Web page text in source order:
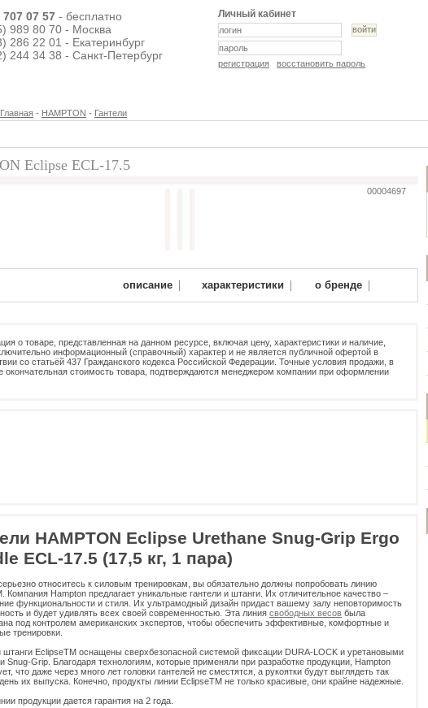
707 07 57 - бесплатно
989 80 70 - Москва
286 22 01 - Екатеринбург
244 34 38 - Санкт-Петербург
Личный кабинет
регистрация восстановить пароль
Главная - HAMPTON - Гантели
00004697
Eclipse ECL-17.5
описание | характеристики | о бренде |
о товаре, представленная на данном ресурсе, включая цену, характеристики и наличие,
информационный (справочный) характер и не является публичной офертой в
со статьёй 437 Гражданского кодекса Российской Федерации. Точные условия продажи, в
окончательная стоимость товара, подтверждаются менеджером компании при оформлении
HAMPTON Eclipse Urethane Snug-Grip Ergo
ECL-17.5 (17,5 кг, 1 пара)
относитесь к силовым тренировкам, вы обязательно должны попробовать линию
Компания Hampton предлагает уникальные гантели и штанги. Их отличительное качество –
функциональности и стиля. Их ультрамодный дизайн придаст вашему залу неповторимость
и будет удивлять всех своей современностью. Эта линия свободных весов была
под контролем американских экспертов, чтобы обеспечить эффективные, комфортные и
тренировки.
штанги EclipseTM оснащены сверхбезопасной системой фиксации DURA-LOCK и уретановыми
Snug-Grip. Благодаря технологиям, которые применяли при разработке продукции, Hampton
что даже через много лет головки гантелей не сместятся, а рукоятки будут выглядеть так
их выпуска. Конечно, продукты линии EclipseTM не только красивые, они крайне надежные.
продукции дается гарантия на 2 года